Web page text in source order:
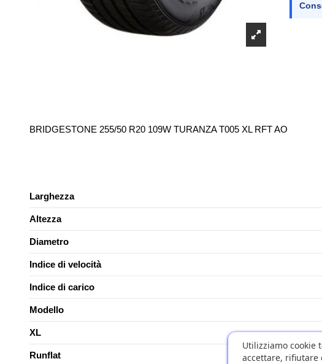
BRIDGESTONE 255/50 R20 109W TURANZA T005 XL RFT AO
Larghezza
Altezza
Diametro
Indice di velocità
Indice di carico
Modello
XL
Runflat
Utilizziamo cookie
accettare, rifiutare